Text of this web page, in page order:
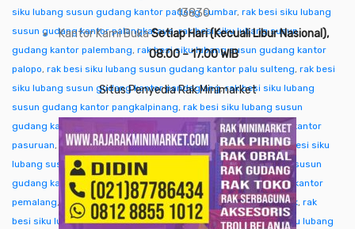
siku lubang susun gudang kantor padang sumbar, rak besi siku lubang
susun gudang kantor palangkaraya,rak besi siku lubang susun
gudang kantor palembang, rak besi siku lubang susun gudang kantor
palopo, rak besi siku lubang susun gudang kantor palu sulteng, rak besi
siku lubang susun gudang kantor pandeglang,rak besi siku lubang
susun gudang kantor pangkalpinang, rak besi siku lubang susun
gudang kantor pare-pare
rak besi siku lubang susun gudang kantor
pasuruan, rak besi siku lubang susun gudang kantor pati,rak besi siku
lubang susun gudang kantor pekalongan
rak besi siku lubang susun
gudang kantor pekanbaru,rak besi siku lubang susun gudang kantor
pemalang, rak besi siku lubang susun gudang kantor pontianak, rak
besi siku lubang susun gudang kantor purwakarta,rak besi siku lubang
13830
Kantor Kami BukaSetiap Hari (Kecuali Libur Nasional),
08.00 – 17.00 WIB
Situs Penyedia Rak Minimarket